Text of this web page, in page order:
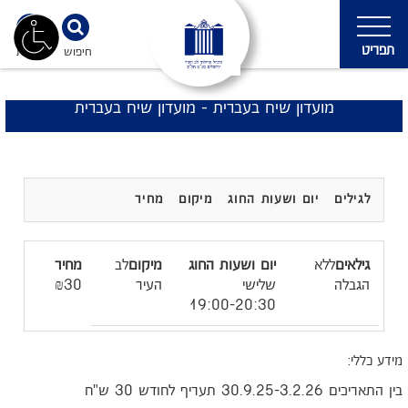
תפריט נגישות חיפוש
מועדון שיח בעברית - מועדון שיח בעברית
לגילים יום ושעות החוג מיקום מחיר
ללא
הגבלה
שלישי
19:00-20:30
לב
העיר
₪30
מידע כללי:
בין התאריכים 30.9.25-3.2.26 תעריף לחודש 30 ש"ח